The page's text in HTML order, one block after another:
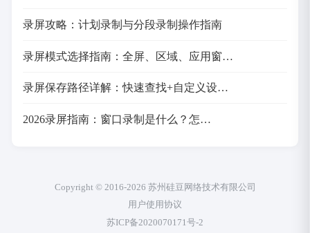
录屏攻略：计划录制与分段录制操作指南
录屏模式选择指南：全屏、区域、应用窗…
录屏保存路径详解：快速查找+自定义设…
2026录屏指南：窗口录制是什么？怎…
Copyright © 2016-2026 苏州硅豆网络技术有限公司
用户使用协议
苏ICP备2020070171号-2